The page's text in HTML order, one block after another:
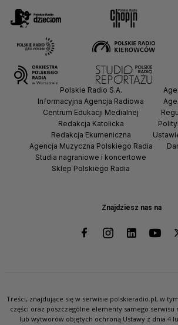
Znajdziesz nas na
Polskie Radio S.A.
Informacyjna Agencja Radiowa
Centrum Edukacji Medialnej
Redakcja Katolicka
Redakcja Ekumeniczna
Agencja Muzyczna Polskiego Radia
Studia nagraniowe i koncertowe
Sklep Polskiego Radia
Treści, znajdujące się w serwisie polskieradio.pl, w
części oraz poszczególne elementy samego
lub wytworów objętych ochroną Ustawy z dnia 4